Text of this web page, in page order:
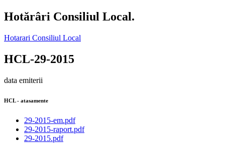
Hotărâri Consiliul Local.
Hotarari Consiliul Local
HCL-29-2015
data emiterii
HCL - atasamente
29-2015-em.pdf
29-2015-raport.pdf
29-2015.pdf